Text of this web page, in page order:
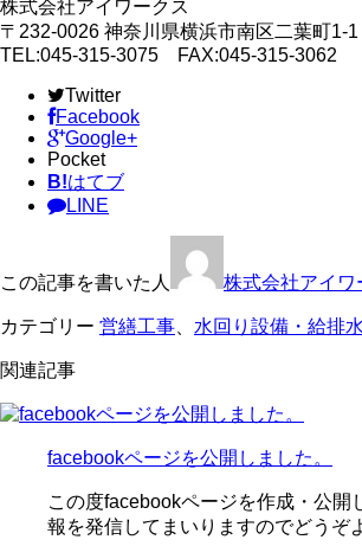
株式会社アイワークス
〒232-0026 神奈川県横浜市南区二葉町1-
TEL:045-315-3075 FAX:045-315-3062
Twitter
Facebook
Google+
Pocket
B!はてブ
LINE
この記事を書いた人 株式会社アイワ
カテゴリー 営繕工事 水回り設備・給排
関連記事
facebookページを公開しました。
この度facebookページを作成・公開
報を発信してまいりますのでどうぞ